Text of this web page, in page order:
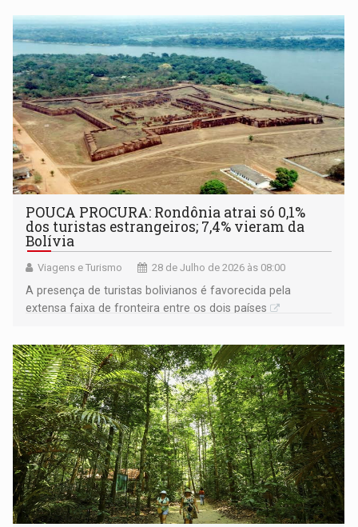
POUCA PROCURA: Rondônia atrai só 0,1%
dos turistas estrangeiros; 7,4% vieram da
Bolívia
Viagens e Turismo 28 de Julho de 2026 às 08:00
A presença de turistas bolivianos é favorecida pela
extensa faixa de fronteira entre os dois países